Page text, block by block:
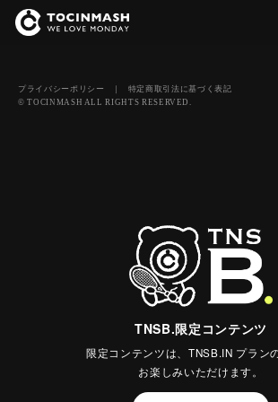
TNSB.限定コンテンツ
限定コンテンツは、TNSB.IN プラン
お楽しみいただけます。
プライバシーポリシー ｜ 特定商取引法に基づく表記
© TOCINMASH ALL RIGHTS RESERVED.